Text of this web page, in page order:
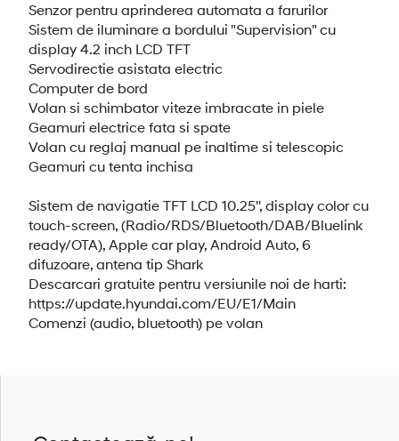
Senzor pentru aprinderea automata a farurilor
Sistem de iluminare a bordului "Supervision" cu
display 4.2 inch LCD TFT
Servodirectie asistata electric
Computer de bord
Volan si schimbator viteze imbracate in piele
Geamuri electrice fata si spate
Volan cu reglaj manual pe inaltime si telescopic
Geamuri cu tenta inchisa
Sistem de navigatie TFT LCD 10.25'', display color cu
touch-screen, (Radio/RDS/Bluetooth/DAB/Bluelink
ready/OTA), Apple car play, Android Auto, 6
difuzoare, antena tip Shark
Descarcari gratuite pentru versiunile noi de harti:
https://update.hyundai.com/EU/E1/Main
Comenzi (audio, bluetooth) pe volan